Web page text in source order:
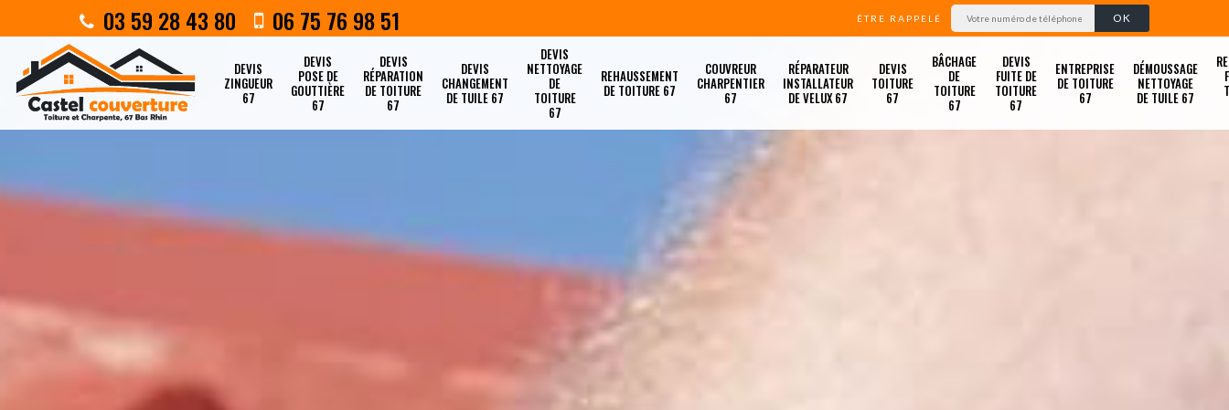
03 59 28 43 80 06 75 76 98 51 ÊTRE RAPPELÉ
DEVIS
ZINGUEUR
67
DEVIS
POSE DE
GOUTTIÈRE
67
DEVIS
RÉPARATION
DE TOITURE
67
DEVIS
CHANGEMENT
DE TUILE 67
DEVIS
NETTOYAGE
DE
TOITURE
67
REHAUSSEMENT
DE TOITURE 67
COUVREUR
CHARPENTIER
67
RÉPARATEUR
INSTALLATEUR
DE VELUX 67
DEVIS
TOITURE
67
BÂCHAGE
DE
TOITURE
67
DEVIS
FUITE DE
TOITURE
67
ENTREPRISE
DE TOITURE
67
DÉMOUSSAGE
NETTOYAGE
DE TUILE 67